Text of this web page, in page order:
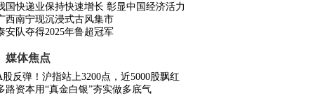
国快递业保持快速增长 彰显中国经济活力
西南宁现沉浸式古风集市
安队夺得2025年鲁超冠军
媒体焦点
股反弹！沪指站上3200点，近5000股飘红
路资本用“真金白银”夯实做多底气